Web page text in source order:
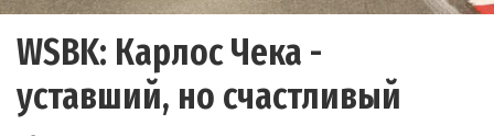
WSBK: Карлос Чека -
уставший, но счастливый